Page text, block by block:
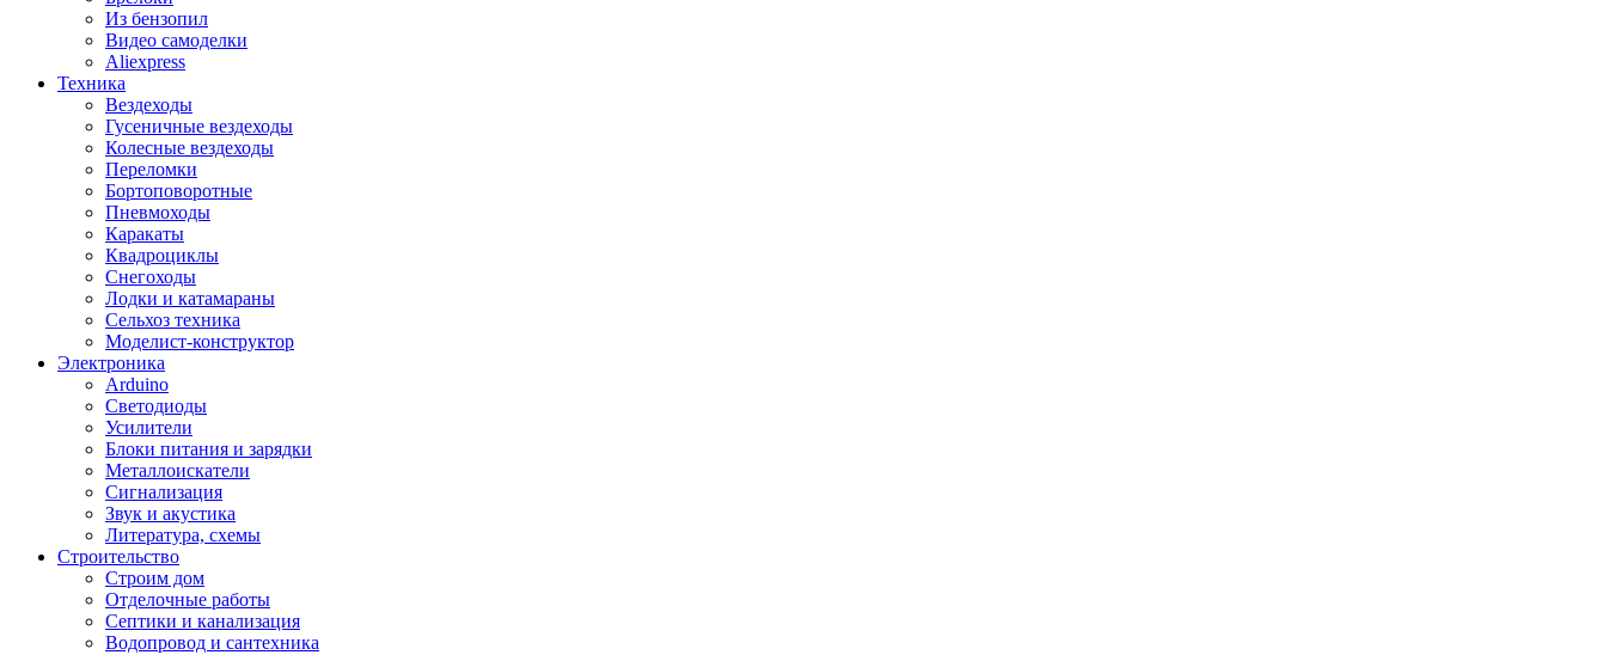
Из бензопил
Видео самоделки
Aliexpress
Техника
Вездеходы
Гусеничные вездеходы
Колесные вездеходы
Переломки
Бортоповоротные
Пневмоходы
Каракаты
Квадроциклы
Снегоходы
Лодки и катамараны
Сельхоз техника
Моделист-конструктор
Электроника
Arduino
Светодиоды
Усилители
Блоки питания и зарядки
Металлоискатели
Сигнализация
Звук и акустика
Литература, схемы
Строительство
Строим дом
Отделочные работы
Септики и канализация
Водопровод и сантехника